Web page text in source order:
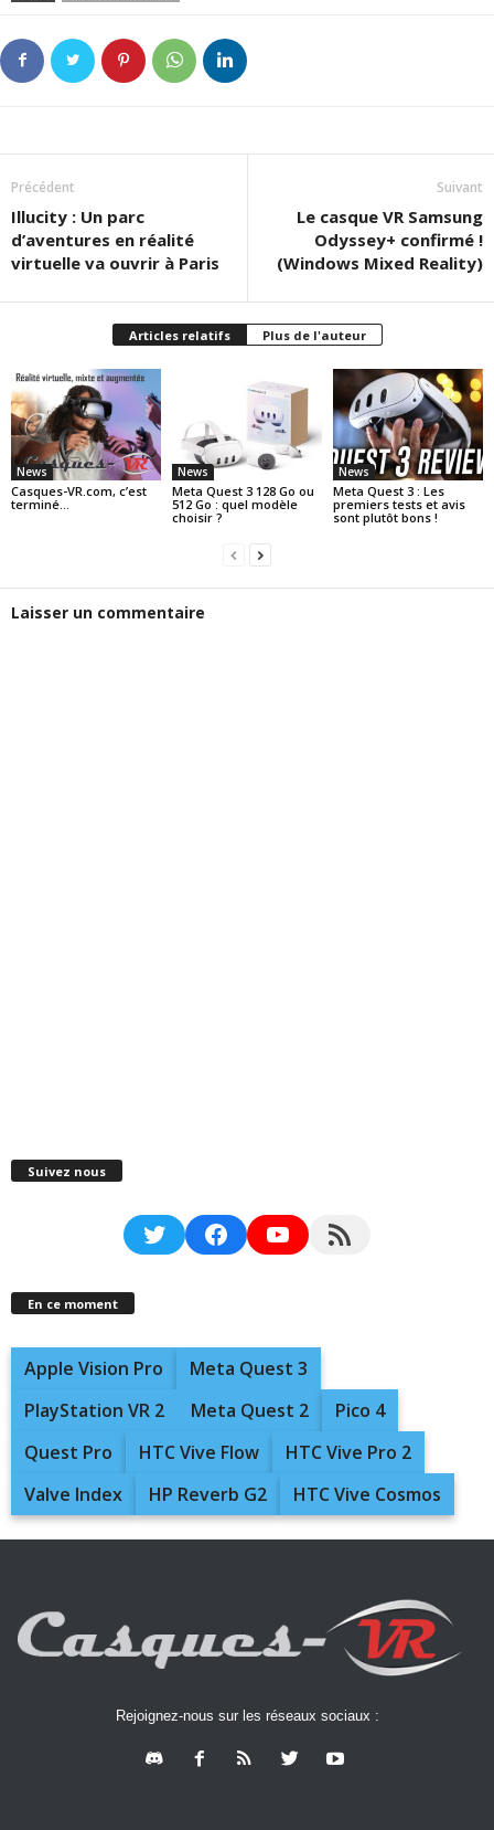
Précédent
Illucity : Un parc
d’aventures en réalité
virtuelle va ouvrir à Paris
Suivant
Le casque VR Samsung
Odyssey+ confirmé !
(Windows Mixed Reality)
Articles relatifs Plus de l'auteur
News
Casques-VR.com, c’est
terminé…
News
Meta Quest 3 128 Go ou
512 Go : quel modèle
choisir ?
News
Meta Quest 3 : Les
premiers tests et avis
sont plutôt bons !
Laisser un commentaire
Suivez nous
TwitterFacebookYouTubeRSS Feed
En ce moment
Apple Vision Pro
Meta Quest 3
PlayStation VR 2
Meta Quest 2
Pico 4
Quest Pro
HTC Vive Flow
HTC Vive Pro 2
Valve Index
HP Reverb G2 HTC Vive Cosmos
Rejoignez-nous sur les réseaux sociaux :